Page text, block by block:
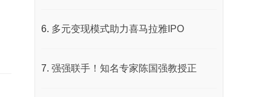
多元变现模式助力喜马拉雅IPO
强强联手！知名专家陈国强教授正